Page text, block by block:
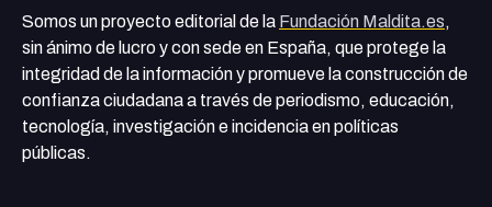
Somos un proyecto editorial de la Fundación Maldita.es,
sin ánimo de lucro y con sede en España, que protege la
integridad de la información y promueve la construcción de
confianza ciudadana a través de periodismo, educación,
tecnología, investigación e incidencia en políticas
públicas.